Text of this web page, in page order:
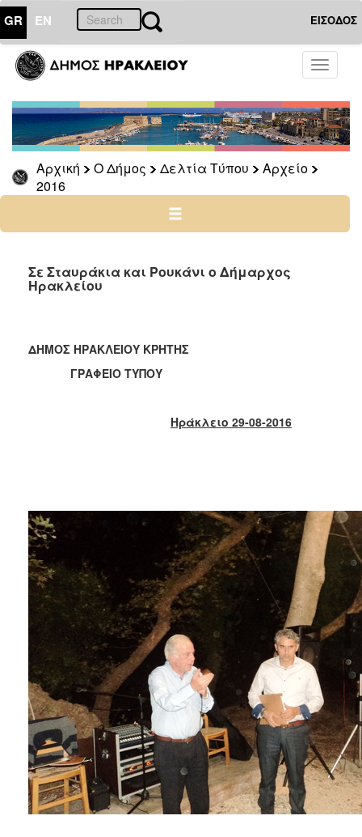
GR EN ΕΙΣΟΔΟΣ
Toggle
Αρχική Ο Δήμος Δελτία Τύπου
Αρχείο
2016
ΔΗΜΟΣ
Δελτία
Τύπου
Αρχείο
2026
2025
2022
2021
2011
2006
ΠΟΛΙΤΙΣΜΟΣ
ΑΝΘΕΚΤΙΚΗ
ΠΟΛΗ
Σε Σταυράκια και Ρουκάνι ο Δήμαρχος
Ηρακλείου
ΔΗΜΟΣ ΗΡΑΚΛΕΙΟΥ ΚΡΗΤΗΣ
ΓΡΑΦΕΙΟ ΤΥΠΟΥ
Ηράκλειο 29-08-2016